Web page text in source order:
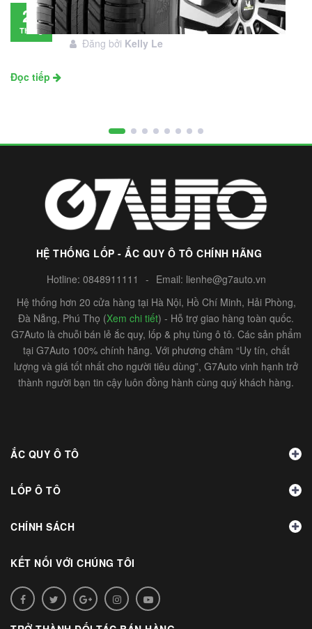
28
Tháng
Đánh giá lốp Michelin Primacy SUV: Đáng
đầu tư không?
Đăng bởi Kelly Le
Đọc tiếp
HỆ THỐNG LỐP - ẮC QUY Ô TÔ CHÍNH HÃNG
Hotline: 0848911111 - Email: lienhe@g7auto.vn
Hệ thống hơn 20 cửa hàng tại Hà Nội, Hồ Chí Minh, Hải Phòng,
Đà Nẵng, Phú Thọ (Xem chi tiết) - Hỗ trợ giao hàng toàn quốc.
G7Auto là chuỗi bán lẻ ắc quy, lốp & phụ tùng ô tô. Các sản phẩm
tại G7Auto 100% chính hãng. Với phương châm “Uy tín, chất
lượng và giá tốt nhất cho người tiêu dùng”, G7Auto vinh hạnh trở
thành người bạn tin cậy luôn đồng hành cùng quý khách hàng.
ẮC QUY Ô TÔ
LỐP Ô TÔ
CHÍNH SÁCH
KẾT NỐI VỚI CHÚNG TÔI